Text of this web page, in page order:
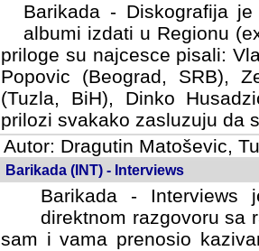
Barikada - Diskografija
albumi izdati u Regionu
priloge su najcesce pisali:
Popovic (Beograd, SRB),
(Tuzla, BiH), Dinko
prilozi svakako zasluzuju da
Autor: Dragutin Matoševic,
Barikada (INT) - Interviews
Barikada -
direktnom razgovoru sa
sam i vama prenosio